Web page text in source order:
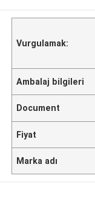
Vurgulamak:
Ambalaj bilgileri
Document
Fiyat
Marka adı